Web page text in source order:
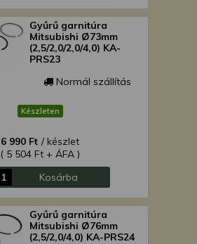
Gyűrű garnitúra
Mitsubishi Ø73mm
(2,5/2,0/2,0/4,0) KA-
PRS23
Normál szállítás
Készleten
6 990 Ft / készlet
( 5 504 Ft + ÁFA )
Kosárba
Gyűrű garnitúra
Mitsubishi Ø76mm
(2,5/2,0/4,0) KA-PRS24